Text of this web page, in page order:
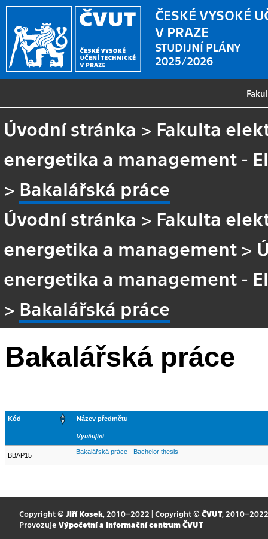
ČESKÉ VYSOKÉ
V PRAZE
STUDIJNÍ PLÁNY
2025/2026
Úvodní stránka > Fakulta
energetika a management -
> Bakalářská práce
Úvodní stránka > Fakulta
energetika a management >
energetika a management -
> Bakalářská práce
Bakalářská práce
Kód Název předmětu
Vyučující
BBAP15 Bakalářská práce - Bachelor thesis
Copyright © Jiří Kosek, 2010–2022 | Copyright © ČVUT, 2010–2022
Provozuje Výpočetní a informační centrum ČVUT